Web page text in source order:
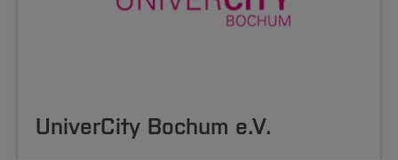
UniverCity Bochum e.V.